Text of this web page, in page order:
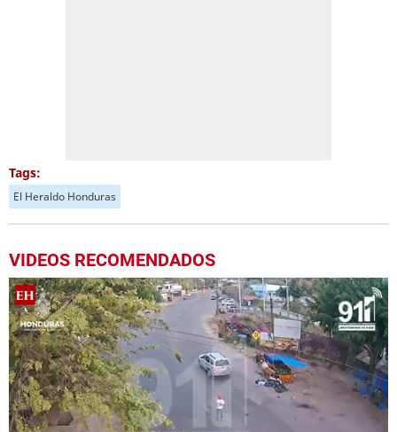
Tags:
El Heraldo Honduras
VIDEOS RECOMENDADOS